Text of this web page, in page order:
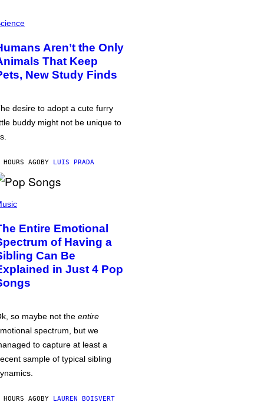
Aren’t the Only
That Keep
New Study Finds
desire to adopt a cute furry
buddy might not be unique to
AGOBY LUIS PRADA
Entire Emotional
of Having a
Can Be
in Just 4 Pop
so maybe not the entire
spectrum, but we
to capture at least a
sample of typical sibling
AGOBY LAUREN BOISVERT